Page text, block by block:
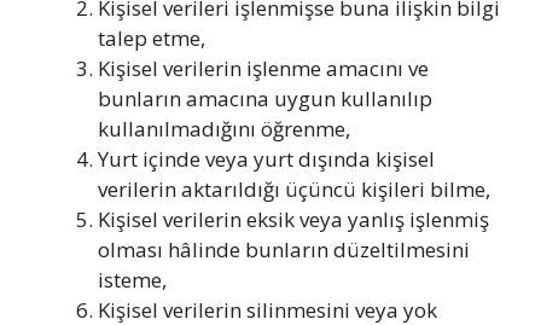
Kişisel verileri işlenmişse buna ilişkin bilgi
talep etme,
Kişisel verilerin işlenme amacını ve
bunların amacına uygun kullanılıp
kullanılmadığını öğrenme,
Yurt içinde veya yurt dışında kişisel
verilerin aktarıldığı üçüncü kişileri bilme,
Kişisel verilerin eksik veya yanlış işlenmiş
olması hâlinde bunların düzeltilmesini
isteme,
Kişisel verilerin silinmesini veya yok